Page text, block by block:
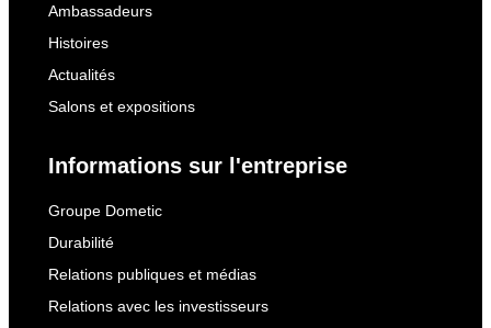
Ambassadeurs
Histoires
Actualités
Salons et expositions
Informations sur l'entreprise
Groupe Dometic
Durabilité
Relations publiques et médias
Relations avec les investisseurs